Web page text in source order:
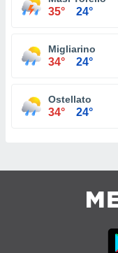
35° 24°
Migliarino
34° 24°
Ostellato
34° 24°